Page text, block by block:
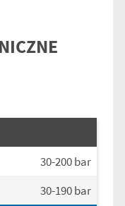
30-200bar
30-190bar